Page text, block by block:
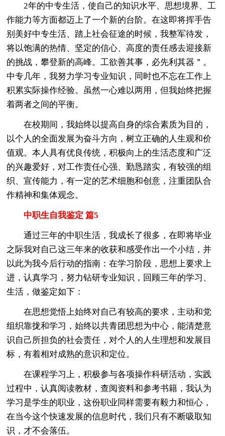
2年的中专生活，使自己的知识水平、思想境界、工
作能力等方面都迈上了一个新的台阶。在这即将挥手告
别美好中专生活、踏上社会征途的时候，我整军待发，
将以饱满的热情、坚定的信心、高度的责任感去迎接新
的挑战，攀登新的高峰。工欲善其事，必先利其器＂。
中专几年，我努力学习专业知识，同时也不忘在工作上
积累实际操作经验。虽然一心难以两用，但我始终把握
着两者之间的平衡。
在校期间，我始终以提高自身的综合素质为目的，
以个人的全面发展为奋斗方向，树立正确的人生观和价
值观。本人具有优良传统，积极向上的生活态度和广泛
的兴趣爱好，对工作责任心强、勤恳踏实，有较强的组
织、宣传能力，有一定的艺术细胞和创意，注重团队合
作精神和集体观念。
中职生自我鉴定 篇5
通过三年的中职生活，我成长了很多，在即将毕业
之际我对自己这三年来的收获和感受作出一个小结，并
以此为我今后行动的指南：在学习阶段，思想上要求上
进，认真学习，努力钻研专业知识，回顾三年的学习、
生活，做鉴定如下：
在思想觉悟上始终对自己有较高的要求，主动和党
组织靠拢和学习，始终以共青团思想为中心，能清楚意
识自己所担负的社会责任，对个人的人生理想和发展目
标，有着相对成熟的意识和定位。
在课程学习上，积极参与各项操作科研活动，实践
过程中，认真阅读教材，查阅资料和参考书籍，我认为
学习是学生的职业，这份职业同样需要有毅力和恒心，
在当今这个快速发展的信息时代，我们只有不断吸取知
识，才不会落伍。